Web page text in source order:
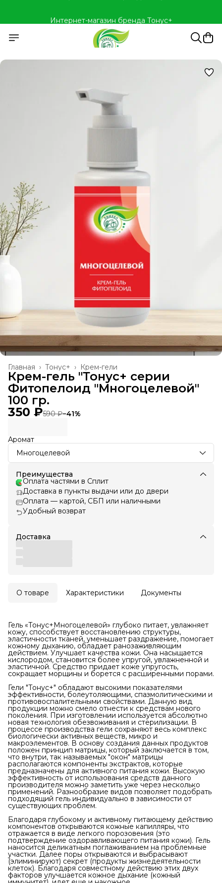
Крем-гели
Тонус+ ›
Главная ›
Крем-гель "Тонус+ серии
Фитопелоид "Многоцелевой"
100 гр.
350 ₽590 ₽−41%
Аромат
Многоцелевой
Преимущества
Оплата частями в Сплит
Доставка в пункты выдачи или до двери
Оплата — картой, СБП или наличными
Удобный возврат
Доставка
О товаре Характеристики Документы
Гель «Тонус+Многоцелевой» глубоко питает, увлажняет
кожу, способствует восстановлению структуры,
эластичности тканей, уменьшает раздражение, помогает
кожному дыханию, обладает ранозаживляющим
действием. Улучшает качества кожи. Она насыщается
кислородом, становится более упругой, увлажненной и
эластичной. Средство придает коже упругость,
сокращает морщины и борется с расширенными порами.
Гели "Тонус+" обладают высокими показателями
эффективности, болеутоляющими, спазмолитическими и
противовоспалительными свойствами. Данную вид
продукции можно смело отнести к средствам нового
поколения. При изготовлении используется абсолютно
новая технология обезвоживания и стерилизации. В
процессе производства гели сохраняют весь комплекс
биологически активных веществ, микро и
макроэлементов. В основу создания данных продуктов
положен принцип матрицы, который заключается в том,
что внутри, так называемых "окон" матрицы
располагаются компоненты экстрактов, которые
предназначены для активного питания кожи. Высокую
эффективность от использования средств данного
производителя можно заметить уже через несколько
применений. Разнообразие видов позволяет подобрать
подходящий гель индивидуально в зависимости от
существующих проблем.
Благодаря глубокому и активному питающему действию
компонентов открываются кожные капилляры, что
отражается в виде легкого порозовения (это
подтверждение оздоравливающего питания кожи). Гель
наносится деликатным поглаживанием на проблемные
участки. Далее поры открываются и выбрасывают
(элиминируют) секрет (продукты жизнедеятельности
клеток). Благодаря совместному действию этих двух
факторов улучшается кожное дыхание (кожный